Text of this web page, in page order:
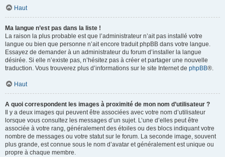
Haut
Ma langue n’est pas dans la liste !
La raison la plus probable est que l’administrateur n’ait pas installé votre
langue ou bien que personne n’ait encore traduit phpBB dans votre langue.
Essayez de demander à un administrateur du forum d’installer la langue
désirée. Si elle n’existe pas, n’hésitez pas à créer et partager une nouvelle
traduction. Vous trouverez plus d’informations sur le site Internet de phpBB®.
Haut
A quoi correspondent les images à proximité de mon nom d’utilisateur ?
Il y a deux images qui peuvent être associées avec votre nom d’utilisateur
lorsque vous consultez les messages d’un sujet. L’une d’elles peut être
associée à votre rang, généralement des étoiles ou des blocs indiquant votre
nombre de messages ou votre statut sur le forum. La seconde image, souvent
plus grande, est connue sous le nom d’avatar et généralement est unique ou
propre à chaque membre.